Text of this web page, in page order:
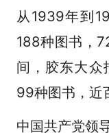
从1939年到
188种图书，
间，胶东大众
99种图书，近
中国共产党领